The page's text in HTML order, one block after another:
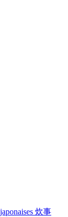
炊事